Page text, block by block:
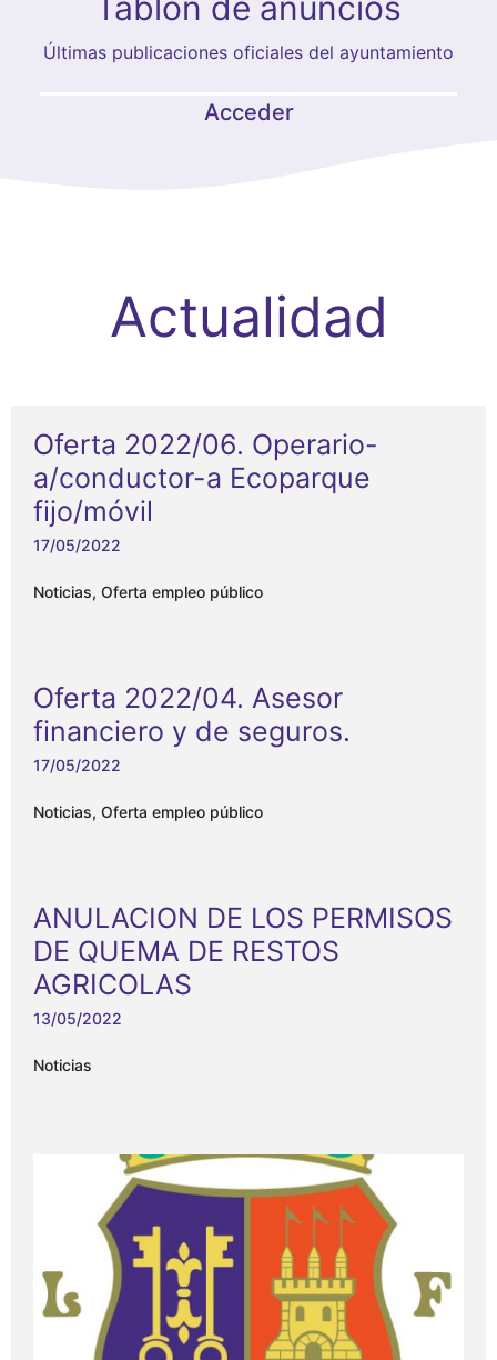
Últimas publicaciones oficiales del ayuntamiento
Acceder
Actualidad
Oferta 2022/06. Operario-
a/conductor-a Ecoparque
fijo/móvil
17/05/2022
Noticias, Oferta empleo público
Oferta 2022/04. Asesor
financiero y de seguros.
17/05/2022
Noticias, Oferta empleo público
ANULACION DE LOS PERMISOS
DE QUEMA DE RESTOS
AGRICOLAS
13/05/2022
Noticias